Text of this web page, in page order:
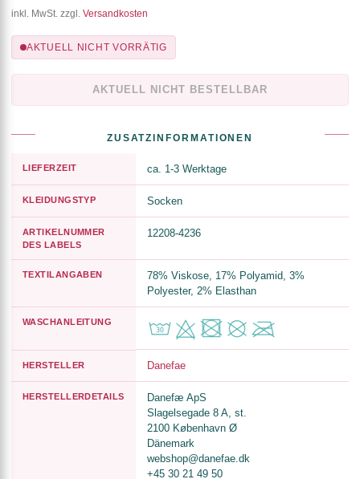
inkl. MwSt. zzgl. Versandkosten
AKTUELL NICHT VORRÄTIG
AKTUELL NICHT BESTELLBAR
ZUSATZINFORMATIONEN
LIEFERZEIT ca. 1-3 Werktage
KLEIDUNGSTYP Socken
ARTIKELNUMMER
DES LABELS
12208-4236
TEXTILANGABEN
78% Viskose, 17% Polyamid, 3%
Polyester, 2% Elasthan
WASCHANLEITUNG
HERSTELLER Danefae
HERSTELLERDETAILS
Danefæ ApS
Slagelsegade 8 A, st.
2100 København Ø
Dänemark
webshop@danefae.dk
+45 30 21 49 50